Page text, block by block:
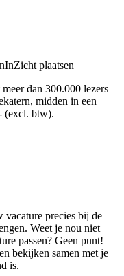
plaatsen
dan 300.000 lezers
midden in een
(excl. btw).
precies bij de
Weet je nou niet
passen? Geen punt!
bekijken samen met je
is.